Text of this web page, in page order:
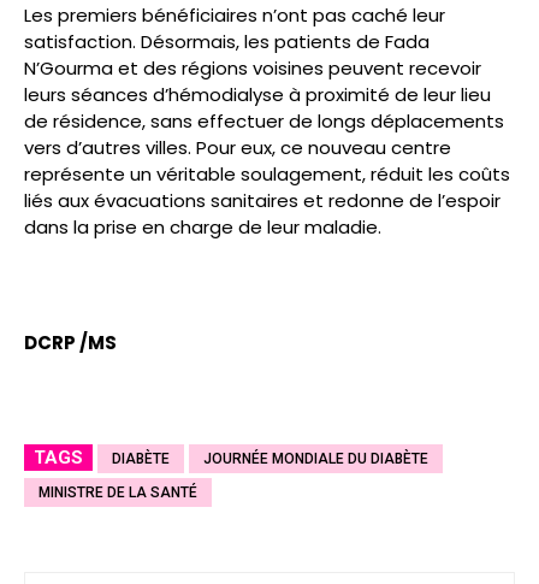
Les premiers bénéficiaires n’ont pas caché leur
satisfaction. Désormais, les patients de Fada
N’Gourma et des régions voisines peuvent recevoir
leurs séances d’hémodialyse à proximité de leur lieu
de résidence, sans effectuer de longs déplacements
vers d’autres villes. Pour eux, ce nouveau centre
représente un véritable soulagement, réduit les coûts
liés aux évacuations sanitaires et redonne de l’espoir
dans la prise en charge de leur maladie.
DCRP /MS
TAGS DIABÈTE
JOURNÉE MONDIALE DU DIABÈTE
MINISTRE DE LA SANTÉ